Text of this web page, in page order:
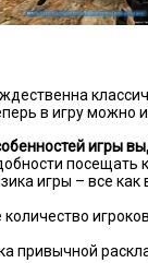
в игру можно
игры
игры – все как
привычной